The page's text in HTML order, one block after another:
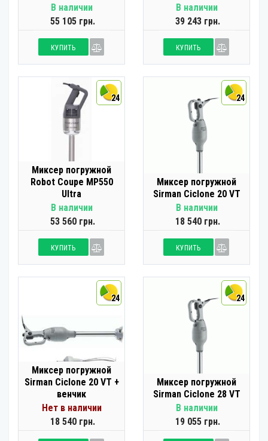
В наличии
55 105 грн.
КУПИТЬ
В наличии
39 243 грн.
КУПИТЬ
24
Миксер погружной
Robot Coupe MP550
Ultra
В наличии
53 560 грн.
КУПИТЬ
24
Миксер погружной
Sirman Ciclone 20 VT
В наличии
18 540 грн.
КУПИТЬ
24
Миксер погружной
Sirman Ciclone 20 VT +
венчик
Нет в наличии
18 540 грн.
24
Миксер погружной
Sirman Ciclone 28 VT
В наличии
19 055 грн.